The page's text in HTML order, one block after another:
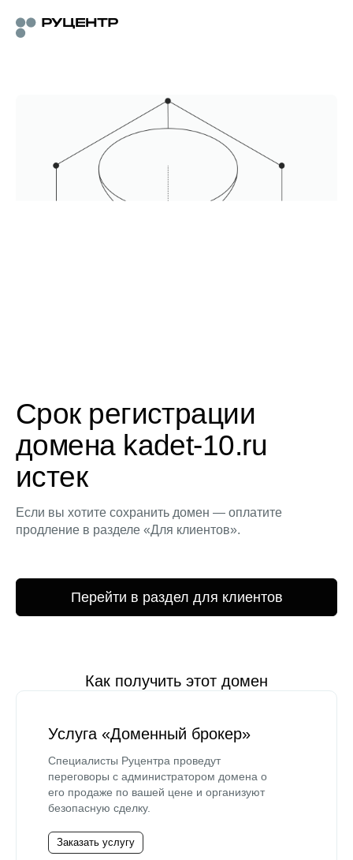
Срок регистрации
домена kadet-10.ru
истек
Если вы хотите сохранить домен — оплатите
продление в разделе «Для клиентов».
Перейти в раздел для клиентов
Как получить этот домен
Услуга «Доменный брокер»
Специалисты Руцентра проведут
переговоры с администратором домена о
его продаже по вашей цене и организуют
безопасную сделку.
Заказать услугу